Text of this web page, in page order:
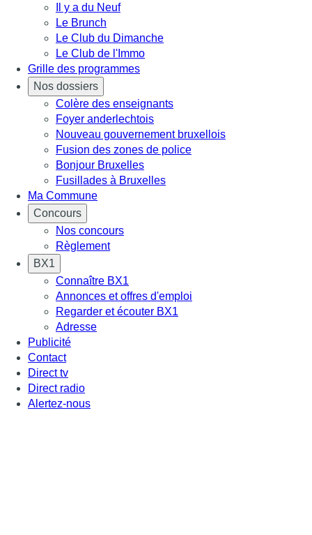
Il y a du Neuf
Le Brunch
Le Club du Dimanche
Le Club de l'Immo
Grille des programmes
Nos dossiers
Colère des enseignants
Foyer anderlechtois
Nouveau gouvernement bruxellois
Fusion des zones de police
Bonjour Bruxelles
Fusillades à Bruxelles
Ma Commune
Concours
Nos concours
Règlement
BX1
Connaître BX1
Annonces et offres d'emploi
Regarder et écouter BX1
Adresse
Publicité
Contact
Direct tv
Direct radio
Alertez-nous